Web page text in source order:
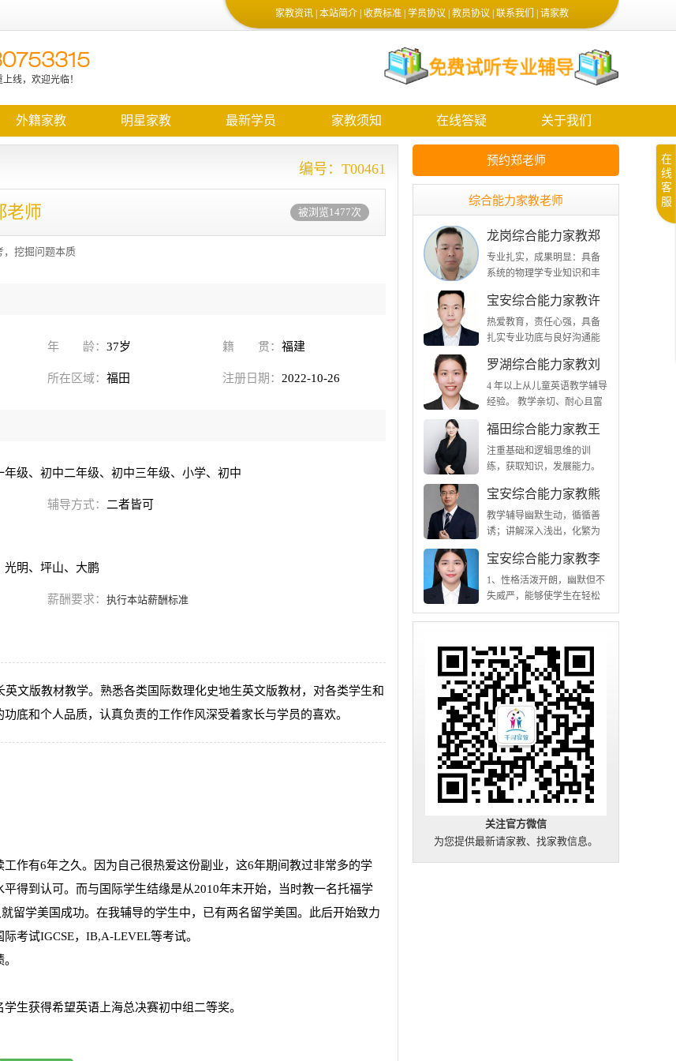
家教资讯 本站简介 收费标准 学员协议 教员协议 联系我们 请家教
线，欢迎光临！
外籍家教 明星家教 最新学员 家教须知 在线答疑 关于我们
编号：T00461
老师 被浏览1477次
，挖掘问题本质
年 龄： 37岁 籍 贯： 福建
所在区域： 福田 注册日期： 2022-10-26
级、初中二年级、初中三年级、小学、初中
辅导方式： 二者皆可
光明、坪山、大鹏
薪酬要求： 执行本站薪酬标准
文版教材教学。熟悉各类国际数理化史地生英文版教材，对各类学生和
底和个人品质，认真负责的工作作风深受着家长与学员的喜欢。
作有6年之久。因为自己很热爱这份副业，这6年期间教过非常多的学
得到认可。而与国际学生结缘是从2010年末开始，当时教一名托福学
留学美国成功。在我辅导的学生中，已有两名留学美国。此后开始致力
考试IGCSE，IB,A-LEVEL等考试。
生获得希望英语上海总决赛初中组二等奖。
预约郑老师
综合能力家教老师
龙岗综合能力家教郑
老师
专业扎实，成果明显：具备
系统的物理学专业知识和丰
与教学方面均取得过优异成
绩，深受同行与学生的认
可。 热爱教育，责任心强：
关爱学生成长，不仅关注知
识的传授
宝安综合能力家教许
老师
热爱教育，责任心强，具备
扎实专业功底与良好沟通能
和能力，能快速融入团队，
致力于学生全面发展 做事、
对人有耐心和恒心
罗湖综合能力家教刘
老师
4 年以上从儿童英语教学辅导
经验。 教学亲切、耐心且富
曲、故事等趣味方式激发学
生学习兴趣。 具备英语专业
八级（TEM-8）证书，口语
福田综合能力家教王
老师
注重基础和逻辑思维的训
练，获取知识，发展能力。
整为0，将复杂问题简单化。
宝安综合能力家教熊
老师
教学辅导幽默生动，循循善
诱；讲解深入浅出，化繁为
引导学生归纳总结；上课注
重逻辑推理，分析问题透
彻，解决问题到位；重视培
养学生的学习习惯和思维能
力，家长十分肯定。
宝安综合能力家教李
老师
1、性格活泼开朗，幽默但不
失威严，能够使学生在轻松
的氛围中获得高效提升；2、
关注官方微信
为您提供最新请家教、找家教信息。
在
线
客
服